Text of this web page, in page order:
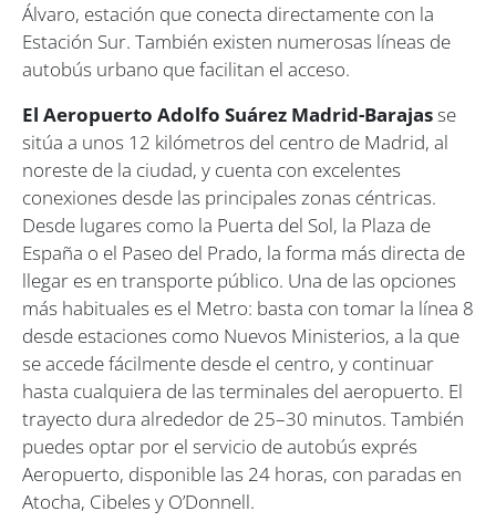
Álvaro, estación que conecta directamente con la
Estación Sur. También existen numerosas líneas de
autobús urbano que facilitan el acceso.
El Aeropuerto Adolfo Suárez Madrid-Barajasse
sitúa a unos 12 kilómetros del centro de Madrid, al
noreste de la ciudad, y cuenta con excelentes
conexiones desde las principales zonas céntricas.
Desde lugares como la Puerta del Sol, la Plaza de
España o el Paseo del Prado, la forma más directa de
llegar es en transporte público. Una de las opciones
más habituales es el Metro: basta con tomar la línea 8
desde estaciones como Nuevos Ministerios, a la que
se accede fácilmente desde el centro, y continuar
hasta cualquiera de las terminales del aeropuerto. El
trayecto dura alrededor de 25–30 minutos. También
puedes optar por el servicio de autobús exprés
Aeropuerto, disponible las 24 horas, con paradas en
Atocha, Cibeles y O’Donnell.